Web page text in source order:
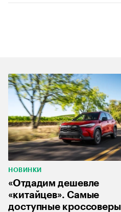
НОВИНКИ
«Отдадим дешевле
«китайцев». Самые
доступные кроссоверы